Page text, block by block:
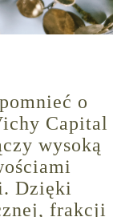
o
Capital
wysoką
Dzięki
frakcji